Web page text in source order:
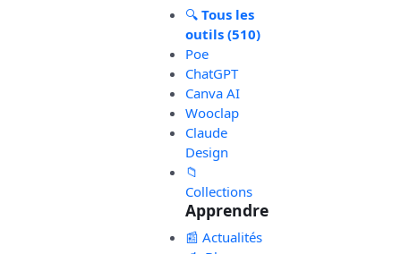
🔍 Tous les
outils (510)
Poe
ChatGPT
Canva AI
Wooclap
Claude
Design
📁
Collections
Apprendre
📰 Actualités